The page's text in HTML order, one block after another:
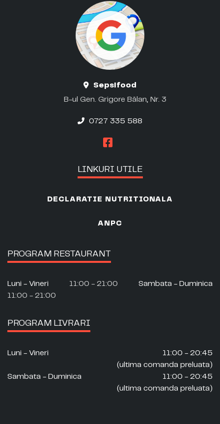
Sepsifood
B-ul Gen. Grigore Bălan, Nr. 3
0727 335 588
LINKURI UTILE
DECLARATIE NUTRITIONALA
ANPC
PROGRAM RESTAURANT
Luni - Vineri 11:00 - 21:00
Sambata - Duminica
11:00 - 21:00
PROGRAM LIVRARI
Luni - Vineri
11:00 - 20:45
(ultima comanda preluata)
Sambata - Duminica
11:00 - 20:45
(ultima comanda preluata)